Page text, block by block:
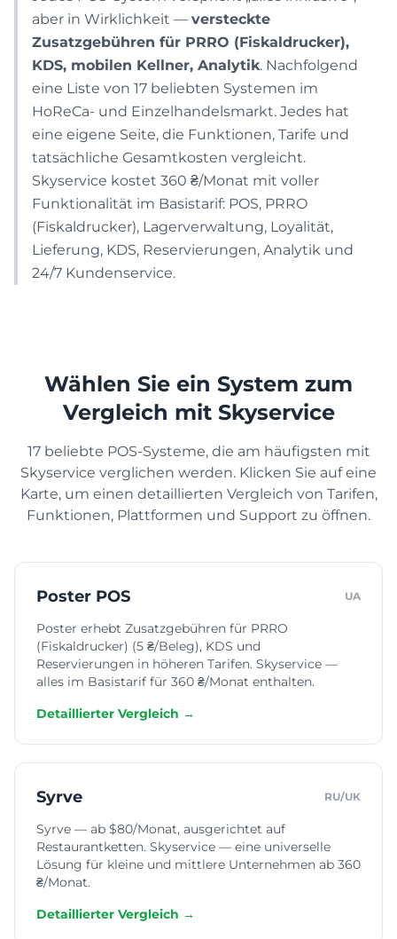
Integrationen, die Ihr
Geschäft am Laufen halten
Liste der Integrationen
Gehen
Apotheke
Bäckerei
Süßwaren
LEISTUNGEN
Geschäft
Essenslieferung
Reifenmontage
Waschanlage
Krankenhaus
Zahnheilkunde
Tierklinik
Friseursalon
aber in Wirklichkeit — versteckte
Zusatzgebühren für PRRO (Fiskaldrucker),
KDS, mobilen Kellner, Analytik. Nachfolgend
eine Liste von 17 beliebten Systemen im
HoReCa- und Einzelhandelsmarkt. Jedes hat
eine eigene Seite, die Funktionen, Tarife und
tatsächliche Gesamtkosten vergleicht.
Skyservice kostet 360 ₴/Monat mit voller
Funktionalität im Basistarif: POS, PRRO
(Fiskaldrucker), Lagerverwaltung, Loyalität,
Lieferung, KDS, Reservierungen, Analytik und
24/7 Kundenservice.
Wählen Sie ein System zum
Vergleich mit Skyservice
17 beliebte POS-Systeme, die am häufigsten mit
Skyservice verglichen werden. Klicken Sie auf eine
Karte, um einen detaillierten Vergleich von Tarifen,
Funktionen, Plattformen und Support zu öffnen.
Poster POS UA
Poster erhebt Zusatzgebühren für PRRO
(Fiskaldrucker) (5 ₴/Beleg), KDS und
Reservierungen in höheren Tarifen. Skyservice —
alles im Basistarif für 360 ₴/Monat enthalten.
Detaillierter Vergleich →
Syrve RU/UK
Syrve — ab $80/Monat, ausgerichtet auf
Restaurantketten. Skyservice — eine universelle
Lösung für kleine und mittlere Unternehmen ab 360
₴/Monat.
Detaillierter Vergleich →